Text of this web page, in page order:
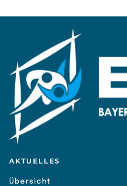
AKTUELLES
Übersicht